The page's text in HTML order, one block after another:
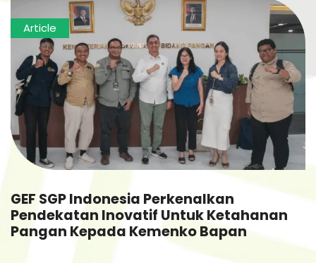
Article
GEF SGP Indonesia Perkenalkan
Pendekatan Inovatif Untuk Ketahanan
Pangan Kepada Kemenko Bapan